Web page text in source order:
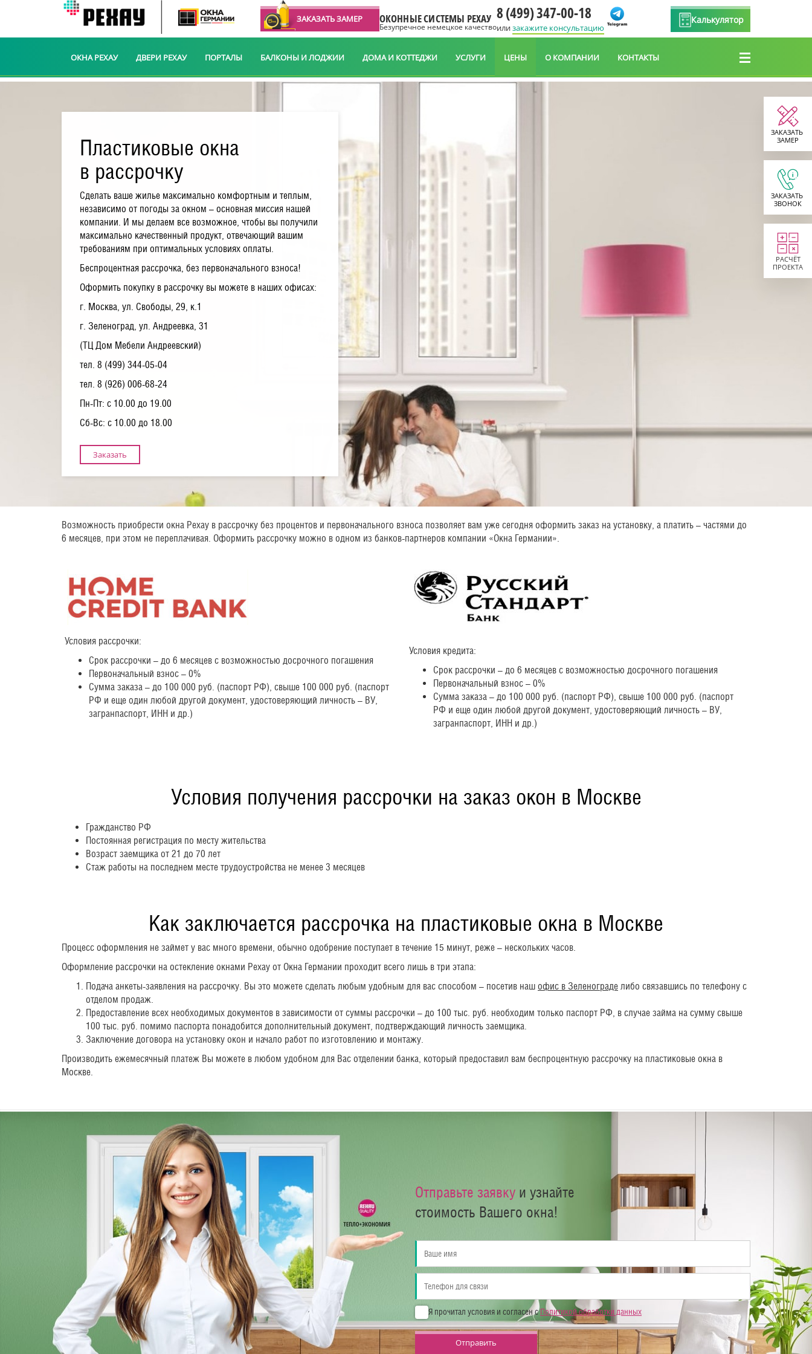
ЗАКАЗАТЬ ЗАМЕР ОКОННЫЕ СИСТЕМЫ РЕХАУ
Безупречное немецкое качество
8 (499) 347-00-18
илизакажите консультацию
Калькулятор
ОКНА РЕХАУ ДВЕРИ РЕХАУ ПОРТАЛЫ БАЛКОНЫ И ЛОДЖИИ ДОМА И КОТТЕДЖИ УСЛУГИ ЦЕНЫ О КОМПАНИИ КОНТАКТЫ
Пластиковые окна
в рассрочку
Сделать ваше жилье максимально комфортным и теплым,
независимо от погоды за окном – основная миссия нашей
компании. И мы делаем все возможное, чтобы вы получили
максимально качественный продукт, отвечающий вашим
требованиям при оптимальных условиях оплаты.
Беспроцентная рассрочка, без первоначального взноса!
Оформить покупку в рассрочку вы можете в наших офисах:
г. Москва, ул. Свободы, 29, к.1
г. Зеленоград, ул. Андреевка, 31
(ТЦ Дом Мебели Андреевский)
тел. 8 (499) 344-05-04
тел. 8 (926) 006-68-24
Пн-Пт: с 10.00 до 19.00
Сб-Вс: с 10.00 до 18.00
Заказать
Возможность приобрести окна Рехау в рассрочку без процентов и первоначального взноса позволяет вам уже сегодня оформить заказ на установку, а платить – частями до
6 месяцев, при этом не переплачивая. Оформить рассрочку можно в одном из банков-партнеров компании «Окна Германии».
Условия рассрочки:
Срок рассрочки – до 6 месяцев с возможностью досрочного погашения
Первоначальный взнос – 0%
Сумма заказа – до 100 000 руб. (паспорт РФ), свыше 100 000 руб. (паспорт
РФ и еще один любой другой документ, удостоверяющий личность – ВУ,
загранпаспорт, ИНН и др.)
Условия кредита:
Срок рассрочки – до 6 месяцев с возможностью досрочного погашения
Первоначальный взнос – 0%
Сумма заказа – до 100 000 руб. (паспорт РФ), свыше 100 000 руб. (паспорт
РФ и еще один любой другой документ, удостоверяющий личность – ВУ,
загранпаспорт, ИНН и др.)
Условия получения рассрочки на заказ окон в Москве
Гражданство РФ
Постоянная регистрация по месту жительства
Возраст заемщика от 21 до 70 лет
Стаж работы на последнем месте трудоустройства не менее 3 месяцев
Как заключается рассрочка на пластиковые окна в Москве
Процесс оформления не займет у вас много времени, обычно одобрение поступает в течение 15 минут, реже – нескольких часов.
Оформление рассрочки на остекление окнами Рехау от Окна Германии проходит всего лишь в три этапа:
Подача анкеты-заявления на рассрочку. Вы это можете сделать любым удобным для вас способом – посетив наш офис в Зеленограде либо связавшись по телефону с
отделом продаж.
Предоставление всех необходимых документов в зависимости от суммы рассрочки – до 100 тыс. руб. необходим только паспорт РФ, в случае займа на сумму свыше
100 тыс. руб. помимо паспорта понадобится дополнительный документ, подтверждающий личность заемщика.
Заключение договора на установку окон и начало работ по изготовлению и монтажу.
Производить ежемесячный платеж Вы можете в любом удобном для Вас отделении банка, который предоставил вам беспроцентную рассрочку на пластиковые окна в
Москве.
Отправьте заявку и узнайте
стоимость Вашего окна!
Я прочитал условия и согласен сПолитикой обработки данных
Отправить
ЗАКАЗАТЬ
ЗАМЕР
ЗАКАЗАТЬ
ЗВОНОК
РАСЧЁТ
ПРОЕКТА